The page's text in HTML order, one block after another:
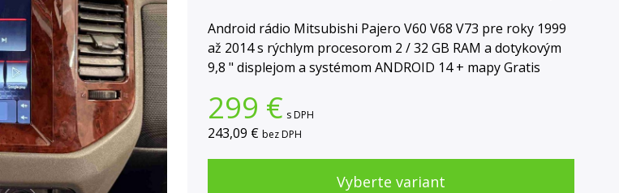
Android rádio Mitsubishi Pajero V60 V68 V73 pre roky 1999
až 2014 s rýchlym procesorom 2 / 32 GB RAM a dotykovým
9,8 " displejom a systémom ANDROID 14 + mapy Gratis
299 € s DPH
243,09 € bez DPH
Vyberte variant